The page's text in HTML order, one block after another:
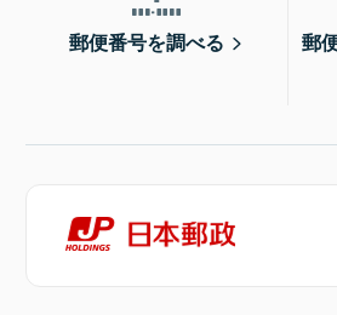
郵便番号を調べる
郵